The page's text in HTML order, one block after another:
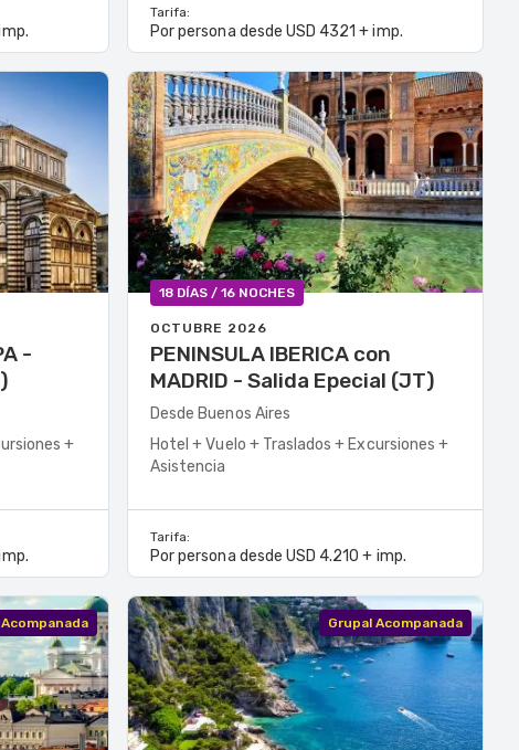
Tarifa:
Por persona desde USD 4321 + imp.
-
+
18 DÍAS / 16 NOCHES
OCTUBRE 2026
PENINSULA IBERICA con
MADRID - Salida Epecial (JT)
Desde Buenos Aires
Hotel + Vuelo + Traslados + Excursiones +
Asistencia
Tarifa:
Por persona desde USD 4.210 + imp.
Grupal Acompanada